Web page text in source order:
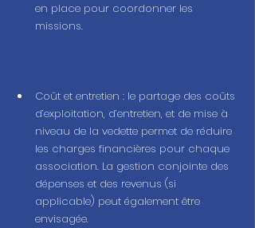
en place pour coordonner les
missions.
Coût et entretien : le partage des coûts
d’exploitation, d’entretien, et de mise à
niveau de la vedette permet de réduire
les charges financières pour chaque
association. La gestion conjointe des
dépenses et des revenus (si
applicable) peut également être
envisagée.